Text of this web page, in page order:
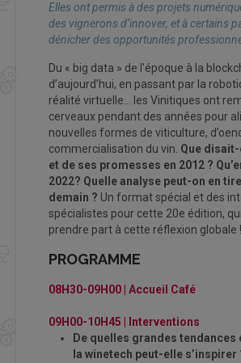
Elles ont permis à des projets
des vignerons d’innover, et à certains
dénicher des opportunités
Du « big data » de l’époque à la
d’aujourd’hui, en passant par la
réalité virtuelle… les Vinitiques ont
cerveaux pendant des années pour
nouvelles formes de viticulture,
commercialisation du vin. Que
et de ses promesses en 2012 ?
2022? Quelle analyse peut-on en
demain ? Un format spécial et des
spécialistes pour cette 20e édition,
prendre part à cette réflexion globale !
PROGRAMME
08H30-09H00 | Accueil Café
09H00-10H45 |
Interventions
De quelles grandes tendances
la winetech peut-elle s’inspirer